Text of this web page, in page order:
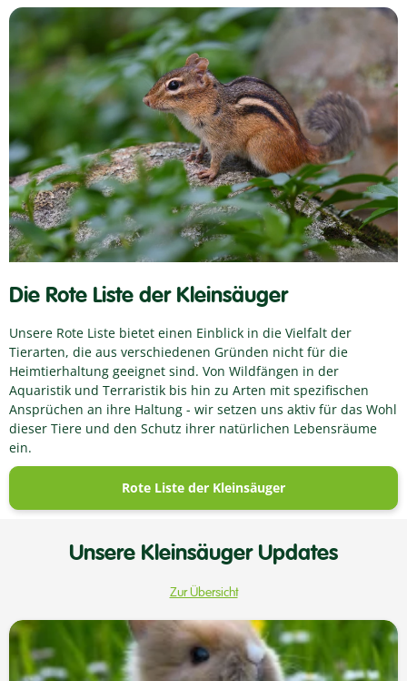
Die Rote Liste der Kleinsäuger
Unsere Rote Liste bietet einen Einblick in die Vielfalt der
Tierarten, die aus verschiedenen Gründen nicht für die
Heimtierhaltung geeignet sind. Von Wildfängen in der
Aquaristik und Terraristik bis hin zu Arten mit spezifischen
Ansprüchen an ihre Haltung - wir setzen uns aktiv für das Wohl
dieser Tiere und den Schutz ihrer natürlichen Lebensräume
ein.
Rote Liste der Kleinsäuger
Unsere Kleinsäuger Updates
Zur Übersicht